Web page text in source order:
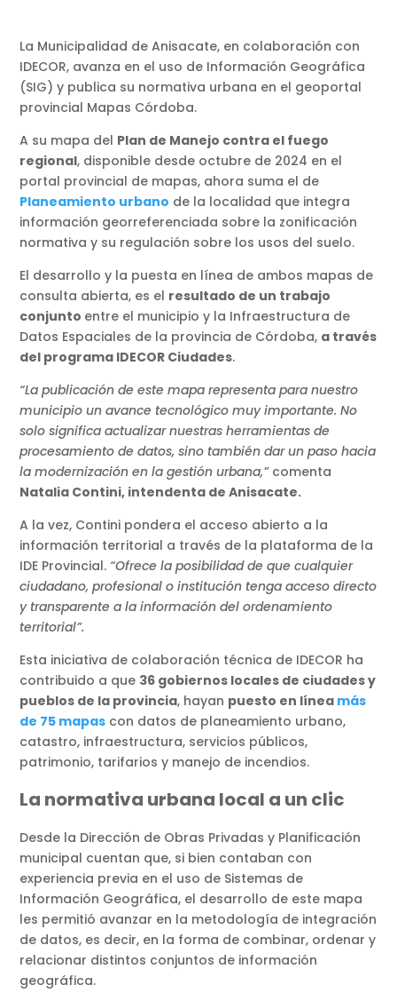
La Municipalidad de Anisacate, en colaboración con
IDECOR, avanza en el uso de Información Geográfica
(SIG) y publica su normativa urbana en el geoportal
provincial Mapas Córdoba.
A su mapa del Plan de Manejo contra el fuego
regional, disponible desde octubre de 2024 en el
portal provincial de mapas, ahora suma el de
Planeamiento urbano de la localidad que integra
información georreferenciada sobre la zonificación
normativa y su regulación sobre los usos del suelo.
El desarrollo y la puesta en línea de ambos mapas de
consulta abierta, es el resultado de un trabajo
conjunto entre el municipio y la Infraestructura de
Datos Espaciales de la provincia de Córdoba, a través
del programa IDECOR Ciudades.
“La publicación de este mapa representa para nuestro
municipio un avance tecnológico muy importante. No
solo significa actualizar nuestras herramientas de
procesamiento de datos, sino también dar un paso hacia
la modernización en la gestión urbana,”comenta
Natalia Contini, intendenta de Anisacate.
A la vez, Contini pondera el acceso abierto a la
información territorial a través de la plataforma de la
IDE Provincial. “Ofrece la posibilidad de que cualquier
ciudadano, profesional o institución tenga acceso directo
y transparente a la información del ordenamiento
territorial”.
Esta iniciativa de colaboración técnica de IDECOR ha
contribuido a que 36 gobiernos locales de ciudades y
pueblos de la provincia, hayan puesto en línea más
de 75 mapas con datos de planeamiento urbano,
catastro, infraestructura, servicios públicos,
patrimonio, tarifarios y manejo de incendios.
La normativa urbana local a un clic
Desde la Dirección de Obras Privadas y Planificación
municipal cuentan que, si bien contaban con
experiencia previa en el uso de Sistemas de
Información Geográfica, el desarrollo de este mapa
les permitió avanzar en la metodología de integración
de datos, es decir, en la forma de combinar, ordenar y
relacionar distintos conjuntos de información
geográfica.